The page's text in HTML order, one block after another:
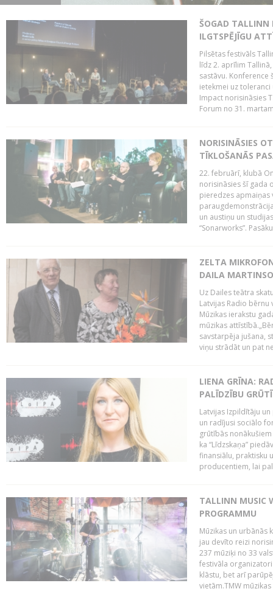
ŠOGAD TALLINN
ILGTSPĒJĪGU
Pilsētas festivāls
līdz 2. aprīlim
sastāvu.
ietekmei uz
Impact norisināsies
Forum no 31.
NORISINĀSIES
TĪKLOŠANĀS
22. februārī, klubā
norisināsies šī gada
pieredzes apmaiņas
un austiņu un
“Sonarworks”.
ZELTA
DAILA
Uz Dailes teātra
Latvijas Radio
Mūzikas ierakstu
mūzikas
savstarpēja jušana,
viņu strādāt un pat
LIENA GRĪNA:
PALĪDZĪBU
Latvijas Izpildītāju
un radījusi sociālo
grūtībās
ka “Līdzskaņa”
finansiālu, praktisku
producentiem, lai
TALLINN MUSIC
PROGRAMMU
Mūzikas un urbānās
jau devīto reizi
237 mūziķi no 33
festivāla
klāstu, bet arī
vietām.TMW